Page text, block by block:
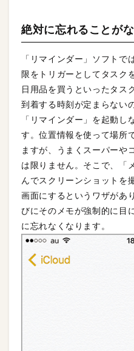
絶対に忘れることが
「リマインダー」ソフトで
限をトリガーとしてタスク
日用品を買うといったタス
到着する時刻が定まらない
「リマインダー」を起動し
す。位置情報を使って場所
ますが、うまくスーパーや
は限りません。そこで、「
んでスクリーンショットを
画面にするというワザがあ
びにそのメモが強制的に目
に忘れなくなります。